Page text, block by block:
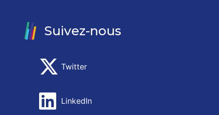
Suivez-nous
Twitter
LinkedIn